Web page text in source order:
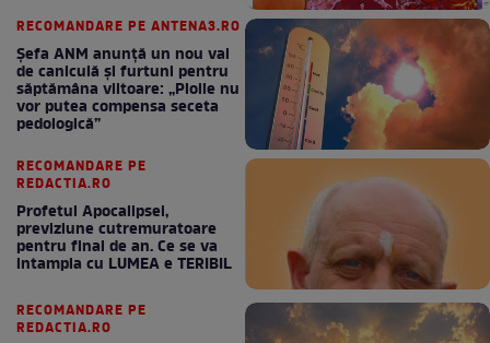
RECOMANDARE PE ANTENA3.RO
Șefa ANM anunță un nou val
de caniculă și furtuni pentru
săptămâna viitoare: „Ploile nu
vor putea compensa seceta
pedologică”
RECOMANDARE PE
REDACTIA.RO
Profetul Apocalipsei,
previziune cutremuratoare
pentru final de an. Ce se va
intampla cu LUMEA e TERIBIL
RECOMANDARE PE
REDACTIA.RO